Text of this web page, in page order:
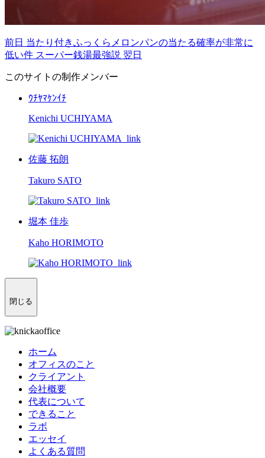
前日 当たり付きふっくらメロンパンの当たる確率が非常に
低い件 スーパー銭湯最強説 翌日
このサイトの制作メンバー
ｳﾁﾔﾏｹﾝｲﾁ
Kenichi UCHIYAMA
佐藤 拓朗
Takuro SATO
堀本 佳歩
Kaho HORIMOTO
閉じる
ホーム
オフィスのこと
クライアント
会社概要
代表について
できること
ラボ
エッセイ
よくある質問